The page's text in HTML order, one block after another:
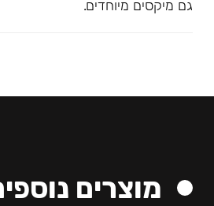
גם מיקסים מיוחדים.
מוצרים